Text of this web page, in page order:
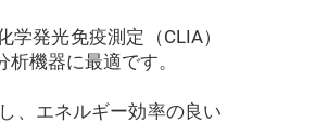
発光免疫測定（CLIA）
機器に最適です。
、エネルギー効率の良い